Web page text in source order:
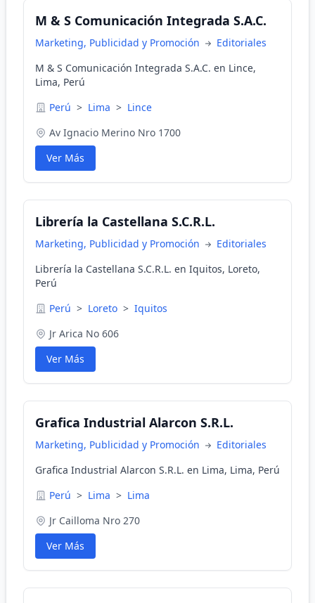
M & S Comunicación Integrada S.A.C.
Marketing, Publicidad y Promoción
Editoriales
M & S Comunicación Integrada S.A.C. en Lince,
Lima, Perú
Perú > Lima > Lince
Av Ignacio Merino Nro 1700
Ver Más
Librería la Castellana S.C.R.L.
Marketing, Publicidad y Promoción
Editoriales
Librería la Castellana S.C.R.L. en Iquitos, Loreto,
Perú
Perú > Loreto > Iquitos
Jr Arica No 606
Ver Más
Grafica Industrial Alarcon S.R.L.
Marketing, Publicidad y Promoción
Editoriales
Grafica Industrial Alarcon S.R.L. en Lima, Lima, Perú
Perú > Lima > Lima
Jr Cailloma Nro 270
Ver Más